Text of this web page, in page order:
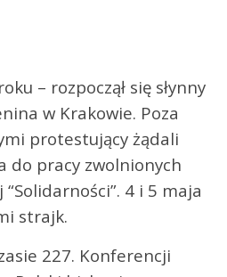
– rozpoczął się słynny
w Krakowie. Poza
protestujący żądali
do pracy zwolnionych
4 i 5 maja
strajk.
227. Konferencji